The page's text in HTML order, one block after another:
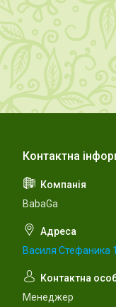
BabaGa
Василя Стефаника
Менеджер